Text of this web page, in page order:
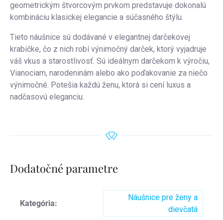
geometrickým štvorcovým prvkom predstavuje dokonalú
kombináciu klasickej elegancie a súčasného štýlu.
Tieto náušnice sú dodávané v elegantnej darčekovej
krabičke, čo z nich robí výnimočný darček, ktorý vyjadruje
váš vkus a starostlivosť. Sú ideálnym darčekom k výročiu,
Vianociam, narodeninám alebo ako poďakovanie za niečo
výnimočné. Potešia každú ženu, ktorá si cení luxus a
nadčasovú eleganciu.
Dodatočné parametre
Kategória:
Náušnice pre ženy a
dievčatá